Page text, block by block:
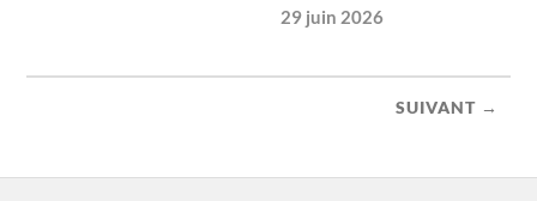
29 juin 2026
SUIVANT →